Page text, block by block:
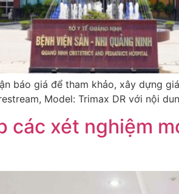
báo giá để tham khảo, xây dựng
Model: Trimax DR với nội
các xét nghiệm